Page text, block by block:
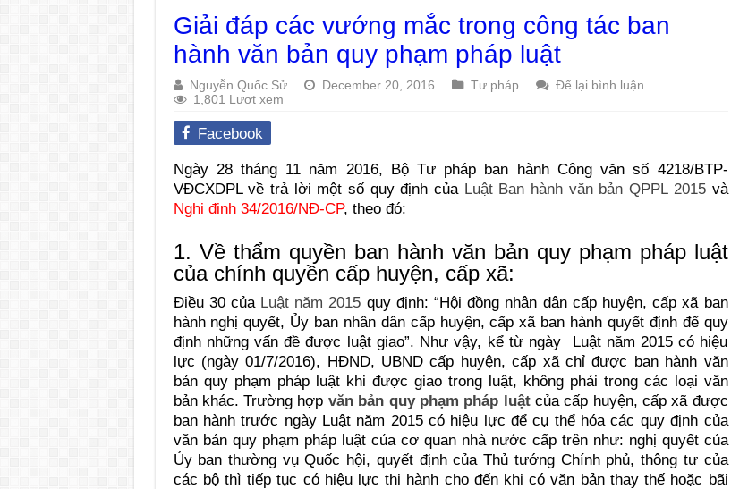
Giải đáp các vướng mắc trong công tác ban
hành văn bản quy phạm pháp luật
Nguyễn Quốc Sử December 20, 2016 Tư pháp
Để lại bình luận
1,801 Lượt xem
Facebook
Ngày 28 tháng 11 năm 2016, Bộ Tư pháp ban hành Công văn số 4218/BTP-
VĐCXDPL về trả lời một số quy định của Luật Ban hành văn bản QPPL 2015và
Nghị định 34/2016/NĐ-CP, theo đó:
1. Về thẩm quyền ban hành văn bản quy phạm pháp luật
của chính quyền cấp huyện, cấp xã:
Điều 30 củaLuật năm 2015 quy định: “Hội đồng nhân dân cấp huyện, cấp xã ban
hành nghị quyết, Ủy ban nhân dân cấp huyện, cấp xã ban hành quyết định để quy
định những vấn đề được luật giao”. Như vậy, kể từ ngày Luật năm 2015 có hiệu
lực (ngày 01/7/2016), HĐND, UBND cấp huyện, cấp xã chỉ được ban hành văn
bản quy phạm pháp luật khi được giao trong luật, không phải trong các loại văn
bản khác. Trường hợp văn bản quy phạm pháp luậtcủa cấp huyện, cấp xã được
ban hành trước ngày Luật năm 2015 có hiệu lực để cụ thể hóa các quy định của
văn bản quy phạm pháp luật của cơ quan nhà nước cấp trên như: nghị quyết của
Ủy ban thường vụ Quốc hội, quyết định của Thủ tướng Chính phủ, thông tư của
các bộ thì tiếp tục có hiệu lực thi hành cho đến khi có văn bản thay thế hoặc bãi